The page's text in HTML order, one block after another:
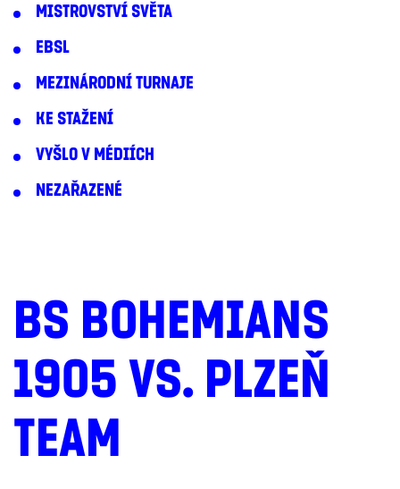
MISTROVSTVÍ SVĚTA
EBSL
MEZINÁRODNÍ TURNAJE
KE STAŽENÍ
VYŠLO V MÉDIÍCH
NEZAŘAZENÉ
BS BOHEMIANS
1905 VS. PLZEŇ
TEAM